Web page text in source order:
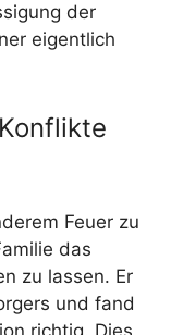
der
eigentlich
Feuer zu
das
zu lassen. Er
und fand
richtig. Dies